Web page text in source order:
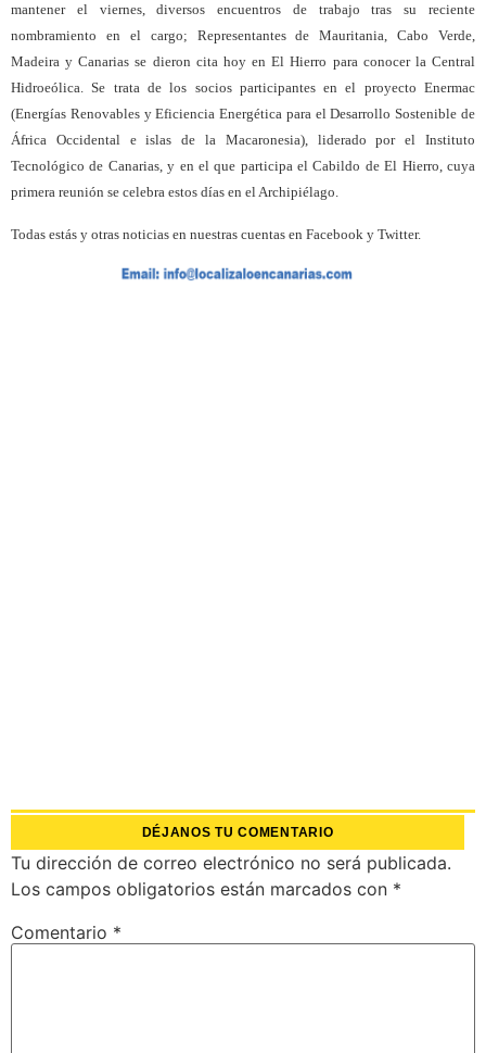
mantener el viernes, diversos encuentros de trabajo tras su reciente
nombramiento en el cargo; Representantes de Mauritania, Cabo Verde,
Madeira y Canarias se dieron cita hoy en El Hierro para conocer la Central
Hidroeólica. Se trata de los socios participantes en el proyecto Enermac
(Energías Renovables y Eficiencia Energética para el Desarrollo Sostenible de
África Occidental e islas de la Macaronesia), liderado por el Instituto
Tecnológico de Canarias, y en el que participa el Cabildo de El Hierro, cuya
primera reunión se celebra estos días en el Archipiélago.
Todas estás y otras noticias en nuestras cuentas en Facebook y Twitter.
DÉJANOS TU COMENTARIO
Tu dirección de correo electrónico no será publicada.
Los campos obligatorios están marcados con *
Comentario *